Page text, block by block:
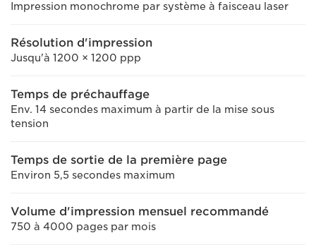
Impression monochrome par système à faisceau laser
Résolution d'impression
Jusqu'à 1200 × 1200 ppp
Temps de préchauffage
Env. 14 secondes maximum à partir de la mise sous
tension
Temps de sortie de la première page
Environ 5,5 secondes maximum
Volume d'impression mensuel recommandé
750 à 4000 pages par mois